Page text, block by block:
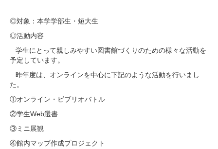
◎対象：本学学部生・短大生
◎活動内容
学生にとって親しみやすい図書館づくりのための様々な活動を
予定しています。
昨年度は、オンラインを中心に下記のような活動を行いまし
た。
①オンライン・ビブリオバトル
②学生Web選書
③ミニ展観
④館内マップ作成プロジェクト